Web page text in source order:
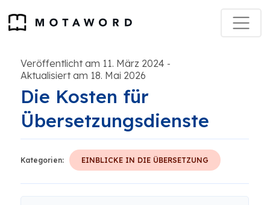
Veröffentlicht am 11. März 2024 -
Aktualisiert am 18. Mai 2026
Die Kosten für
Übersetzungsdienste
Kategorien: EINBLICKE IN DIE ÜBERSETZUNG